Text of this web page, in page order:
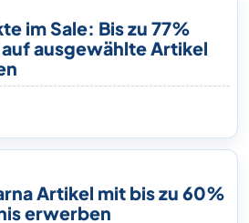
im Sale: Bis zu 77%
ausgewählte Artikel
Artikel mit bis zu 60%
erwerben